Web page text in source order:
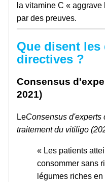
la vitamine C «
par des preuves.
Que disent les
directives ?
Consensus
2021)
LeConsensus d'experts
traitement du vitiligo
« Les patients
consommer sans
légumes riches